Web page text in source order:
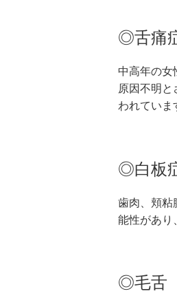
◎舌痛
中高年の女
原因不明
われていま
◎白板
歯肉、頬粘
能性があり
◎毛舌